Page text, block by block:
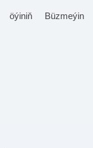
Büzmeýin